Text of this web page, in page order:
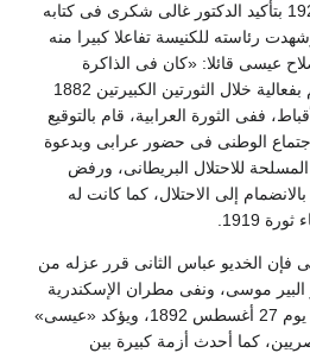
1874 واستمرت حتى 1927 بتأكيد الدكتور غالى شكرى فى كتابه
للكنيسة تفاعلا كبيرا منه
عيسى قائلا: «كان فى الذاكرة
الشعبية هو الرجل الذى أسهم بفعالية خلال الثورتين الكبيرتين 1882
ففى الثورة العرابية، قام بالتوقيع
الوطنى فى حضور عرابى وبدعوة
للاحتلال البريطانى، ورفض
إلى الاحتلال، كما كانت له
الخديو عباس الثانى قرر عزله من
موسى، ونفى مطران الإسكندرية
الأنبا يؤانس إلى دير الأنبا بولا يوم 27 أغسطس 1892، ويؤكد «عيسى»
كما أحدث أزمة كبيرة بين